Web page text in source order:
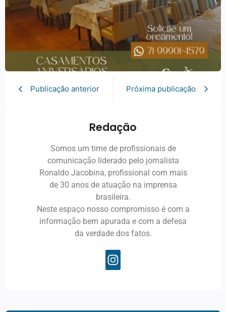
Publicação anterior Próxima publicação
Redação
Somos um time de profissionais de
comunicação liderado pelo jornalista
Ronaldo Jacobina, profissional com mais
de 30 anos de atuação na imprensa
brasileira.
Neste espaço nosso compromisso é com a
informação bem apurada e com a defesa
da verdade dos fatos.